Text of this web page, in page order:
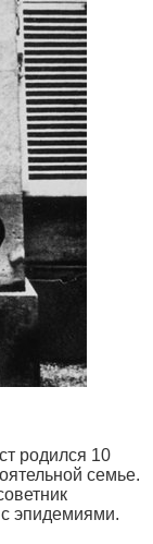
родился 10
семье.
эпидемиями.